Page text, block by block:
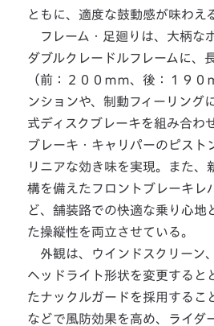
ともに、適度な鼓動感が味わえ
フレーム・足廻りは、大柄な
ダブルクレードルフレームに、
（前：２００ｍｍ、後：１９０
ンションや、制動フィーリング
式ディスクブレーキを組み合わ
ブレーキ・キャリパーのピスト
リニアな効き味を実現。また、
構を備えたフロントブレーキレ
ど、舗装路での快適な乗り心地
た操縦性を両立させている。
外観は、ウインドスクリーン
ヘッドライト形状を変更すると
たナックルガードを採用するこ
などで風防効果を高め、ライダ